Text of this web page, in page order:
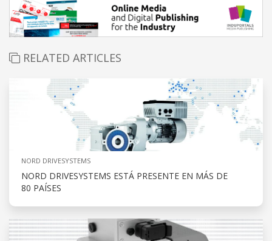
RELATED ARTICLES
NORD DRIVESYSTEMS
NORD DRIVESYSTEMS ESTÁ PRESENTE EN MÁS DE
80 PAÍSES